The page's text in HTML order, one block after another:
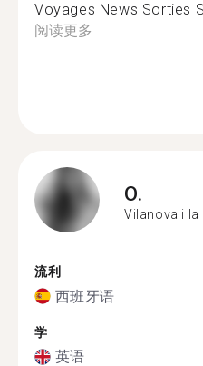
Voyages News Sorties
阅读更多
O.
Vilanova i la
流利
西班牙语
学
英语